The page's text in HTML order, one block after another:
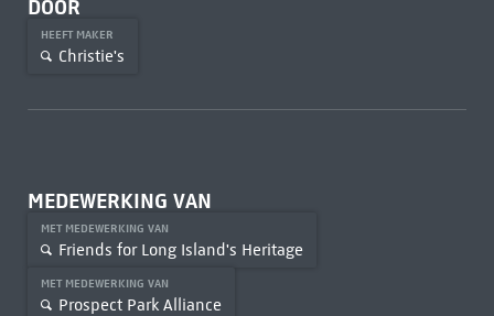
DOOR
HEEFT MAKER
Christie's
MEDEWERKING VAN
MET MEDEWERKING VAN
Friends for Long Island's Heritage
MET MEDEWERKING VAN
Prospect Park Alliance